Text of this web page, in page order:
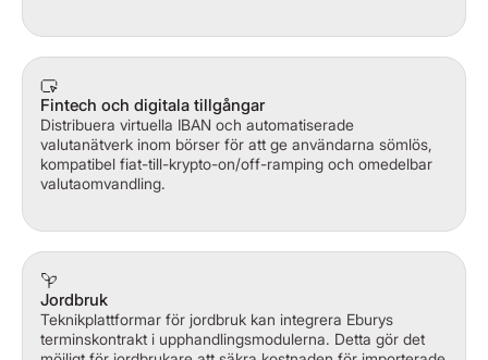
Fintech och digitala tillgångar
Distribuera virtuella IBAN och automatiserade
valutanätverk inom börser för att ge användarna sömlös,
kompatibel fiat-till-krypto-on/off-ramping och omedelbar
valutaomvandling.
Jordbruk
Teknikplattformar för jordbruk kan integrera Eburys
terminskontrakt i upphandlingsmodulerna. Detta gör det